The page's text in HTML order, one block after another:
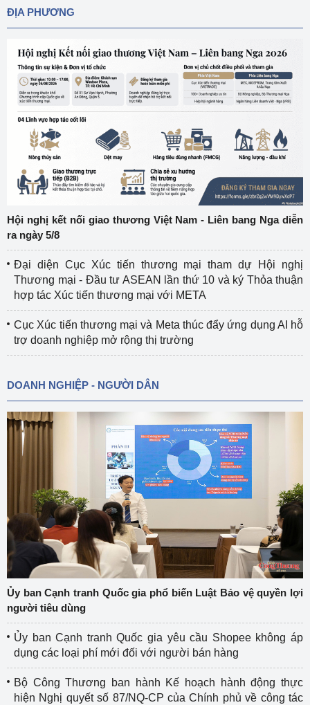
ĐỊA PHƯƠNG
Hội nghị kết nối giao thương Việt Nam - Liên bang Nga diễn
ra ngày 5/8
Đại diện Cục Xúc tiến thương mại tham dự Hội nghị
Thương mại - Đầu tư ASEAN lần thứ 10 và ký Thỏa thuận
hợp tác Xúc tiến thương mại với META
Cục Xúc tiến thương mại và Meta thúc đẩy ứng dụng AI hỗ
trợ doanh nghiệp mở rộng thị trường
DOANH NGHIỆP - NGƯỜI DÂN
Ủy ban Cạnh tranh Quốc gia phổ biến Luật Bảo vệ quyền lợi
người tiêu dùng
Ủy ban Cạnh tranh Quốc gia yêu cầu Shopee không áp
dụng các loại phí mới đối với người bán hàng
Bộ Công Thương ban hành Kế hoạch hành động thực
hiện Nghị quyết số 87/NQ-CP của Chính phủ về công tác